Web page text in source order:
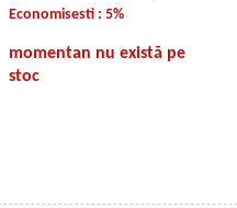
Economisesti : 5%
momentan nu există pe
stoc